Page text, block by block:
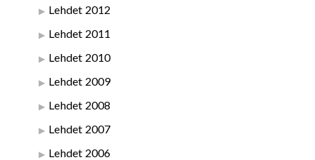
Lehdet 2012
Lehdet 2011
Lehdet 2010
Lehdet 2009
Lehdet 2008
Lehdet 2007
Lehdet 2006